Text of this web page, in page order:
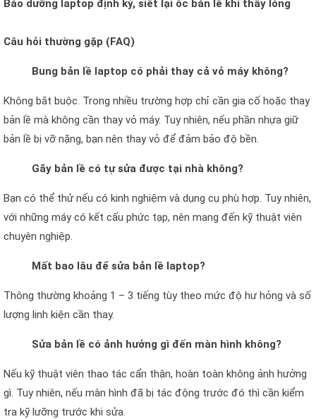
Bảo dưỡng laptop định kỳ, siết lại ốc bản lề khi thấy lỏng
Câu hỏi thường gặp (FAQ)
Bung bản lề laptop có phải thay cả vỏ máy không?
Không bắt buộc. Trong nhiều trường hợp chỉ cần gia cố hoặc thay
bản lề mà không cần thay vỏ máy. Tuy nhiên, nếu phần nhựa giữ
bản lề bị vỡ nặng, bạn nên thay vỏ để đảm bảo độ bền.
Gãy bản lề có tự sửa được tại nhà không?
Bạn có thể thử nếu có kinh nghiệm và dụng cụ phù hợp. Tuy nhiên,
với những máy có kết cấu phức tạp, nên mang đến kỹ thuật viên
chuyên nghiệp.
Mất bao lâu để sửa bản lề laptop?
Thông thường khoảng 1 – 3 tiếng tùy theo mức độ hư hỏng và số
lượng linh kiện cần thay.
Sửa bản lề có ảnh hưởng gì đến màn hình không?
Nếu kỹ thuật viên thao tác cẩn thận, hoàn toàn không ảnh hưởng
gì. Tuy nhiên, nếu màn hình đã bị tác động trước đó thì cần kiểm
tra kỹ lưỡng trước khi sửa.